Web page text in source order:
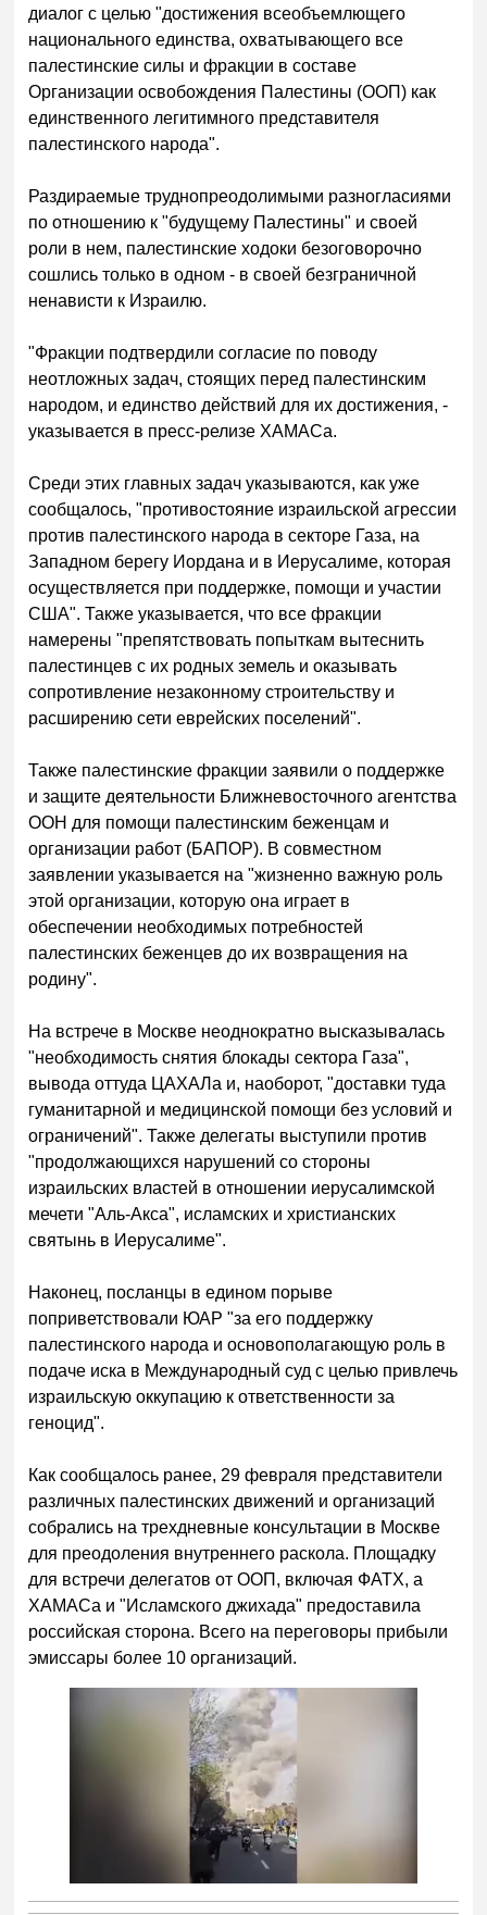
диалог с целью "достижения всеобъемлющего
национального единства, охватывающего все
палестинские силы и фракции в составе
Организации освобождения Палестины (ООП) как
единственного легитимного представителя
палестинского народа".
Раздираемые труднопреодолимыми разногласиями
по отношению к "будущему Палестины" и своей
роли в нем, палестинские ходоки безоговорочно
сошлись только в одном - в своей безграничной
ненависти к Израилю.
"Фракции подтвердили согласие по поводу
неотложных задач, стоящих перед палестинским
народом, и единство действий для их достижения, -
указывается в пресс-релизе ХАМАСа.
Среди этих главных задач указываются, как уже
сообщалось, "противостояние израильской агрессии
против палестинского народа в секторе Газа, на
Западном берегу Иордана и в Иерусалиме, которая
осуществляется при поддержке, помощи и участии
США". Также указывается, что все фракции
намерены "препятствовать попыткам вытеснить
палестинцев с их родных земель и оказывать
сопротивление незаконному строительству и
расширению сети еврейских поселений".
Также палестинские фракции заявили о поддержке
и защите деятельности Ближневосточного агентства
ООН для помощи палестинским беженцам и
организации работ (БАПОР). В совместном
заявлении указывается на "жизненно важную роль
этой организации, которую она играет в
обеспечении необходимых потребностей
палестинских беженцев до их возвращения на
родину".
На встрече в Москве неоднократно высказывалась
"необходимость снятия блокады сектора Газа",
вывода оттуда ЦАХАЛа и, наоборот, "доставки туда
гуманитарной и медицинской помощи без условий и
ограничений". Также делегаты выступили против
"продолжающихся нарушений со стороны
израильских властей в отношении иерусалимской
мечети "Аль-Акса", исламских и христианских
святынь в Иерусалиме".
Наконец, посланцы в едином порыве
поприветствовали ЮАР "за его поддержку
палестинского народа и основополагающую роль в
подаче иска в Международный суд с целью привлечь
израильскую оккупацию к ответственности за
геноцид".
Как сообщалось ранее, 29 февраля представители
различных палестинских движений и организаций
собрались на трехдневные консультации в Москве
для преодоления внутреннего раскола. Площадку
для встречи делегатов от ООП, включая ФАТХ, а
ХАМАСа и "Исламского джихада" предоставила
российская сторона. Всего на переговоры прибыли
эмиссары более 10 организаций.